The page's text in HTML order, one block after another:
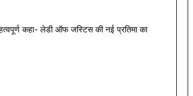
कहा- लेडी ऑफ जस्टिस की नई प्रतिमा का